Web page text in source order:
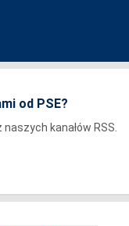
od PSE?
kanałów RSS.